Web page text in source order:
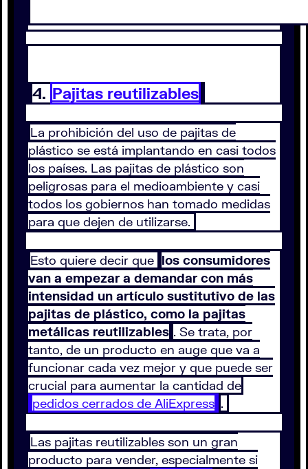
4. Pajitas reutilizables
La prohibición del uso de pajitas de
plástico se está implantando en casi todos
los países. Las pajitas de plástico son
peligrosas para el medioambiente y casi
todos los gobiernos han tomado medidas
para que dejen de utilizarse.
Esto quiere decir que los consumidores
van a empezar a demandar con más
intensidad un artículo sustitutivo de las
pajitas de plástico, como la pajitas
metálicas reutilizables . Se trata, por
tanto, de un producto en auge que va a
funcionar cada vez mejor y que puede ser
crucial para aumentar la cantidad de
pedidos cerrados de AliExpress .
Las pajitas reutilizables son un gran
producto para vender, especialmente si